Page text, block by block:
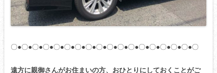
〇●〇●〇●〇●〇●〇●〇●〇●〇●〇●〇●〇●〇●〇●〇●〇●〇●〇
遠方に親御さんがお住まいの方、おひとりにしておくことがご